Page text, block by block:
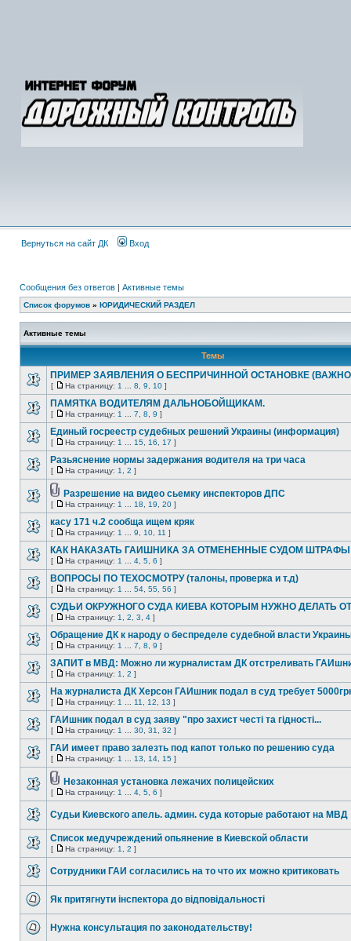
Вернуться на сайт ДК Вход
Сообщения без ответов | Активные темы
Список форумов » ЮРИДИЧЕСКИЙ РАЗДЕЛ
Активные темы
Темы
ПРИМЕР ЗАЯВЛЕНИЯ О БЕСПРИЧИННОЙ ОСТАНОВКЕ
[ На страницу: 1 8 9 10 ]
ПАМЯТКА ВОДИТЕЛЯМ ДАЛЬНОБОЙЩИКАМ.
[ На страницу: 1 7 8 9 ]
Единый госреестр судебных решений Украины (информация)
[ На страницу: 1 15 16 17 ]
Разьяснение нормы задержания водителя на три часа
[ На страницу: 1 2 ]
Разрешение на видео сьемку инспекторов ДПС
[ На страницу: 1 18 19 20 ]
касу 171 ч.2 сообща ищем кряк
[ На страницу: 1 9 10 11 ]
КАК НАКАЗАТЬ ГАИШНИКА ЗА ОТМЕНЕННЫЕ СУДОМ ШТРАФЫ
[ На страницу: 1 4 5 6 ]
ВОПРОСЫ ПО ТЕХОСМОТРУ (талоны, проверка и т.д)
[ На страницу: 1 54 55 56 ]
СУДЬИ ОКРУЖНОГО СУДА КИЕВА КОТОРЫМ НУЖНО ДЕЛАТЬ
[ На страницу: 1 2 3 4 ]
Обращение ДК к народу о беспределе судебной власти
[ На страницу: 1 7 8 9 ]
ЗАПИТ в МВД: Можно ли журналистам ДК отстреливать
[ На страницу: 1 2 ]
На журналиста ДК Херсон ГАИшник подал в суд требует
[ На страницу: 1 11 12 13 ]
ГАИшник подал в суд заяву "про захист честі та гідності...
[ На страницу: 1 30 31 32 ]
ГАИ имеет право залезть под капот только по решению суда
[ На страницу: 1 13 14 15 ]
Незаконная установка лежачих полицейских
[ На страницу: 1 4 5 6 ]
Судьи Киевского апель. админ. суда которые работают на МВД
Список медучреждений опьянение в Киевской области
[ На страницу: 1 2 ]
Сотрудники ГАИ согласились на то что их можно критиковать
Як притягнути інспектора до відповідальності
Нужна консультация по законодательству!